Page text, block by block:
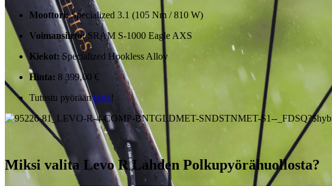
Moottori:Specialized 3.1 (105 Nm / 810 W)
Voimansiirto:SRAM S-1000 Eagle AXS
Kiekot: Specialized Hookless Alloy
Hinta: 8 399,00 €
Tutustu pyörääntästä!
Miksi valita Levo R Lahden Polkupyörähuollosta?